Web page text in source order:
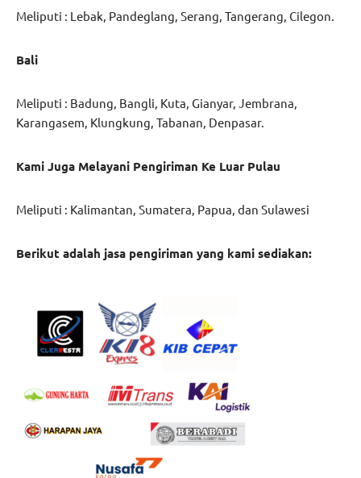
Meliputi : Lebak, Pandeglang, Serang, Tangerang, Cilegon.
Bali
Meliputi : Badung, Bangli, Kuta, Gianyar, Jembrana,
Karangasem, Klungkung, Tabanan, Denpasar.
Kami Juga Melayani Pengiriman Ke Luar Pulau
Meliputi : Kalimantan, Sumatera, Papua, dan Sulawesi
Berikut adalah jasa pengiriman yang kami sediakan: